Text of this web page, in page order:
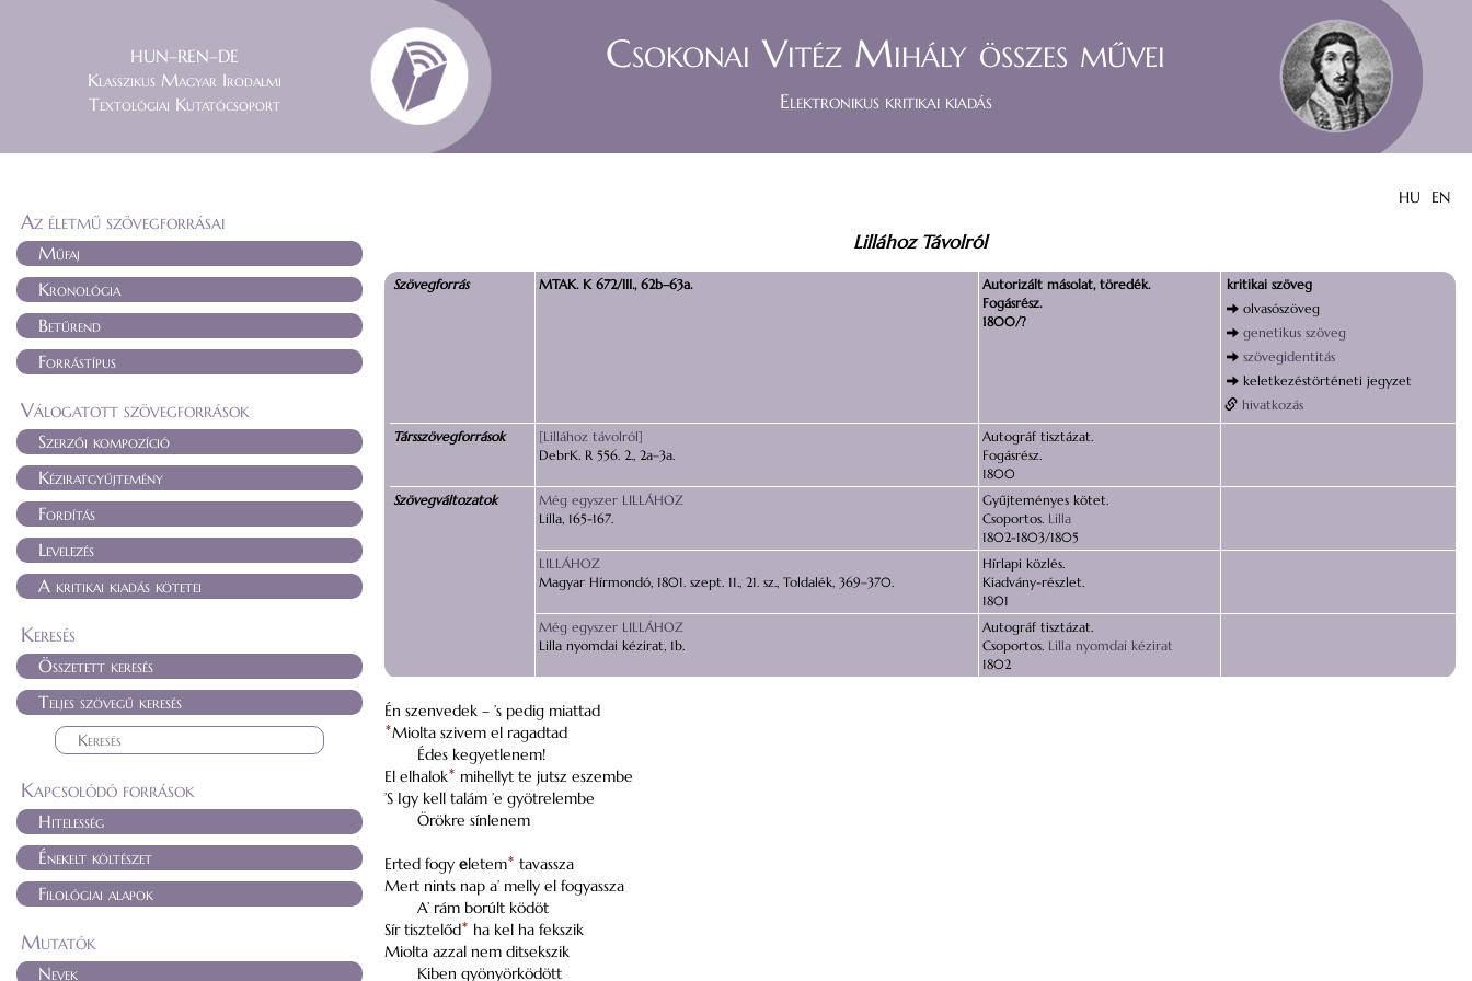
HUN–REN–DE
Klasszikus Magyar Irodalmi
Textológiai Kutatócsoport
Csokonai Vitéz Mihály összes művei
Elektronikus kritikai kiadás
HU EN
Az életmű szövegforrásai
Műfaj
Kronológia
Betűrend
Forrástípus
Válogatott szövegforrások
Szerzői kompozíció
Kéziratgyűjtemény
Fordítás
Levelezés
A kritikai kiadás kötetei
Keresés
Összetett keresés
Teljes szövegű keresés
Kapcsolódó források
Hitelesség
Énekelt költészet
Filológiai alapok
Mutatók
Nevek
Lillához Távolról
Szövegforrás MTAK. K 672/III., 62b–63a.
Autorizált másolat, töredék.
Fogásrész.
1800/?
kritikai szöveg
olvasószöveg
genetikus szöveg
szövegidentitás
keletkezéstörténeti jegyzet
hivatkozás
Társszövegforrások
[Lillához távolról]
DebrK. R 556. 2., 2a–3a.
Autográf tisztázat.
Fogásrész.
1800
Szövegváltozatok
Még egyszer LILLÁHOZ
Lilla, 165-167.
Gyűjteményes kötet.
Csoportos. Lilla
1802-1803/1805
LILLÁHOZ
Magyar Hírmondó, 1801. szept. 11., 21. sz., Toldalék, 369–370.
Hírlapi közlés.
Kiadvány-részlet.
1801
Még egyszer LILLÁHOZ
Lilla nyomdai kézirat, 1b.
Autográf tisztázat.
Csoportos. Lilla nyomdai kézirat
1802
Én szenvedek – ’s pedig miattad
*Miolta szivem el ragadtad
Édes kegyetlenem!
El elhalok* mihellyt te jutsz eszembe
’S Igy kell talám ’e gyötrelembe
Örökre sínlenem
Erted fogy eletem* tavassza
Mert nints nap a’ melly el fogyassza
A’ rám borúlt ködöt
Sír tisztelőd* ha kel ha fekszik
Miolta azzal nem ditsekszik
Kiben gyönyörködött